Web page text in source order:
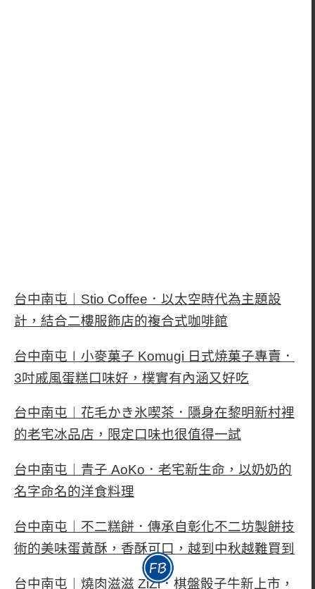
台中南屯︱Stio Coffee．以太空時代為主題設
計，結合二樓服飾店的複合式咖啡館
台中南屯∣小麥菓子 Komugi 日式焼菓子專賣．
3吋戚風蛋糕口味好，樸實有內涵又好吃
台中南屯︱花毛かき氷喫茶．隱身在黎明新村裡
的老宅冰品店，限定口味也很值得一試
台中南屯︱青子 AoKo．老宅新生命，以奶奶的
名字命名的洋食料理
台中南屯︱不二糕餅．傳承自彰化不二坊製餅技
術的美味蛋黃酥，香酥可口，越到中秋越難買到
台中南屯︱燒肉滋滋 ZiZi．棋盤骰子牛新上市，